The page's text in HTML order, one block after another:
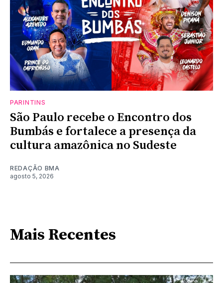
PARINTINS
São Paulo recebe o Encontro dos
Bumbás e fortalece a presença da
cultura amazônica no Sudeste
REDAÇÃO BMA
agosto 5, 2026
Mais Recentes